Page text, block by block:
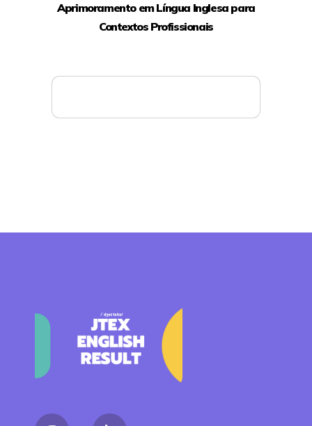
Aprimoramento em Língua Inglesa para
Contextos Profissionais